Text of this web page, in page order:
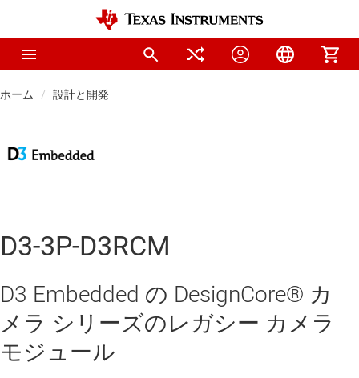
ホーム 設計と開発
D3-3P-D3RCM
D3 Embedded の DesignCore® カ
メラ シリーズのレガシー カメラ
モジュール